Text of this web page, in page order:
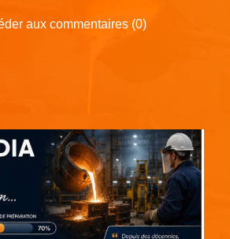
aux commentaires (0)